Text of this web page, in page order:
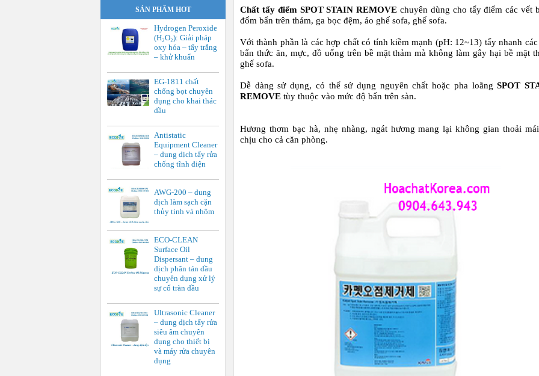
SẢN PHẨM HOT
Hydrogen Peroxide
(H₂O₂): Giải pháp
oxy hóa – tẩy trắng
– khử khuẩn
EG-1811 chất
chống bọt chuyên
dụng cho khai thác
dầu
Antistatic
Equipment Cleaner
– dung dịch tẩy rửa
chống tĩnh điện
AWG-200 – dung
dịch làm sạch cặn
thủy tinh và nhôm
ECO-CLEAN
Surface Oil
Dispersant – dung
dịch phân tán dầu
chuyên dụng xử lý
sự cố tràn dầu
Ultrasonic Cleaner
– dung dịch tẩy rửa
siêu âm chuyên
dụng cho thiết bị
và máy rửa chuyên
dụng
Chất tẩy điểm SPOT STAIN REMOVE chuyên dùng cho tẩy điểm các vết
đốm bẩn trên thảm, ga bọc đệm, áo ghế sofa, ghế sofa.
Với thành phần là các hợp chất có tính kiềm mạnh (pH: 12~13) tẩy nhanh
bẩn thức ăn, mực, đồ uống trên bề mặt thảm mà không làm gây hại bề mặt
ghế sofa.
Dễ dàng sử dụng, có thể sử dụng nguyên chất hoặc pha loãngSPOT
REMOVE tùy thuộc vào mức độ bẩn trên sàn.
Hương thơm bạc hà, nhẹ nhàng, ngát hương mang lại không gian thoải
chịu cho cả căn phòng.